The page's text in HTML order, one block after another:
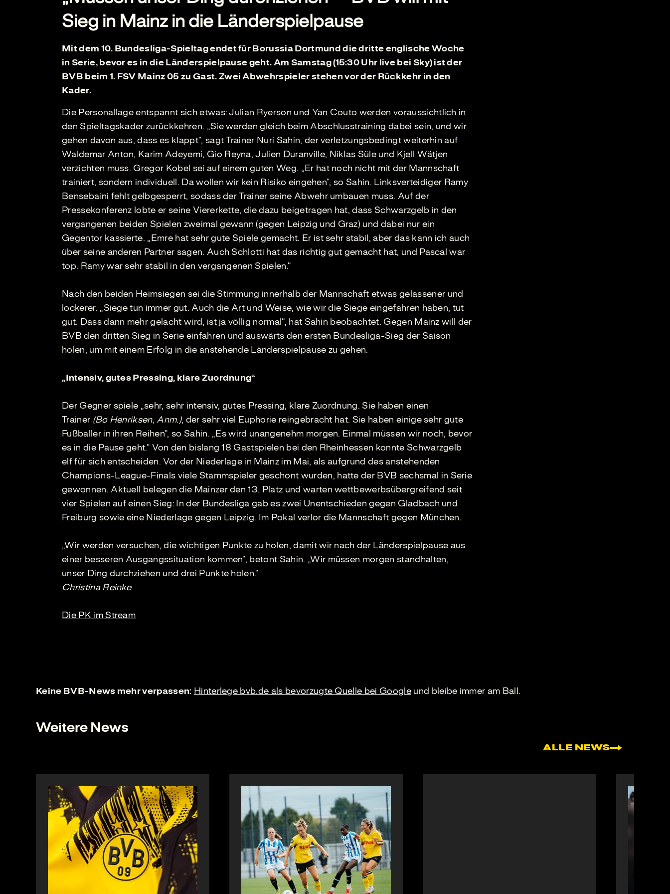
Sieg in Mainz in die Länderspielpause
Mit dem 10. Bundesliga-Spieltag endet für Borussia Dortmund die dritte englische Woche
in Serie, bevor es in die Länderspielpause geht. Am Samstag (15:30 Uhr live bei Sky) ist der
BVB beim 1. FSV Mainz 05 zu Gast. Zwei Abwehrspieler stehen vor der Rückkehr in den
Kader.
Die Personallage entspannt sich etwas: Julian Ryerson und Yan Couto werden voraussichtlich in
den Spieltagskader zurückkehren. „Sie werden gleich beim Abschlusstraining dabei sein, und wir
gehen davon aus, dass es klappt“, sagt Trainer Nuri Sahin, der verletzungsbedingt weiterhin auf
Waldemar Anton, Karim Adeyemi, Gio Reyna, Julien Duranville, Niklas Süle und Kjell Wätjen
verzichten muss. Gregor Kobel sei auf einem guten Weg. „Er hat noch nicht mit der Mannschaft
trainiert, sondern individuell. Da wollen wir kein Risiko eingehen“, so Sahin. Linksverteidiger Ramy
Bensebaini fehlt gelbgesperrt, sodass der Trainer seine Abwehr umbauen muss. Auf der
Pressekonferenz lobte er seine Viererkette, die dazu beigetragen hat, dass Schwarzgelb in den
vergangenen beiden Spielen zweimal gewann (gegen Leipzig und Graz) und dabei nur ein
Gegentor kassierte. „Emre hat sehr gute Spiele gemacht. Er ist sehr stabil, aber das kann ich auch
über seine anderen Partner sagen. Auch Schlotti hat das richtig gut gemacht hat, und Pascal war
top. Ramy war sehr stabil in den vergangenen Spielen.“
Nach den beiden Heimsiegen sei die Stimmung innerhalb der Mannschaft etwas gelassener und
lockerer. „Siege tun immer gut. Auch die Art und Weise, wie wir die Siege eingefahren haben, tut
gut. Dass dann mehr gelacht wird, ist ja völlig normal“, hat Sahin beobachtet. Gegen Mainz will der
BVB den dritten Sieg in Serie einfahren und auswärts den ersten Bundesliga-Sieg der Saison
holen, um mit einem Erfolg in die anstehende Länderspielpause zu gehen.
„Intensiv, gutes Pressing, klare Zuordnung“
Der Gegner spiele „sehr, sehr intensiv, gutes Pressing, klare Zuordnung. Sie haben einen
Trainer (Bo Henriksen, Anm.), der sehr viel Euphorie reingebracht hat. Sie haben einige sehr gute
Fußballer in ihren Reihen“, so Sahin. „Es wird unangenehm morgen. Einmal müssen wir noch, bevor
es in die Pause geht.“ Von den bislang 18 Gastspielen bei den Rheinhessen konnte Schwarzgelb
elf für sich entscheiden. Vor der Niederlage in Mainz im Mai, als aufgrund des anstehenden
Champions-League-Finals viele Stammspieler geschont wurden, hatte der BVB sechsmal in Serie
gewonnen. Aktuell belegen die Mainzer den 13. Platz und warten wettbewerbsübergreifend seit
vier Spielen auf einen Sieg: In der Bundesliga gab es zwei Unentschieden gegen Gladbach und
Freiburg sowie eine Niederlage gegen Leipzig. Im Pokal verlor die Mannschaft gegen München.
„Wir werden versuchen, die wichtigen Punkte zu holen, damit wir nach der Länderspielpause aus
einer besseren Ausgangssituation kommen“, betont Sahin. „Wir müssen morgen standhalten,
unser Ding durchziehen und drei Punkte holen.“
Christina Reinke
Die PK im Stream
Keine BVB-News mehr verpassen: Hinterlege bvb.de als bevorzugte Quelle bei Googleund bleibe immer am Ball.
Weitere News
ALLE NEWS